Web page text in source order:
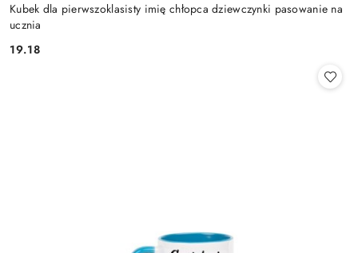
Kubek dla pierwszoklasisty imię chłopca dziewczynki pasowanie na
ucznia
Cena:
19.18